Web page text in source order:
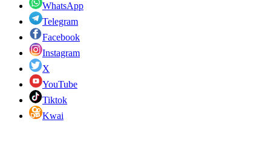
WhatsApp
Telegram
Facebook
Instagram
X
YouTube
Tiktok
Kwai